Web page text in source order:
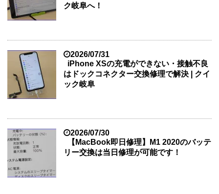
ク岐阜へ！
2026/07/31
iPhone XSの充電ができない・接触不良
はドックコネクター交換修理で解決 | クイ
ック岐阜
2026/07/30
【MacBook即日修理】M1 2020のバッテ
リー交換は当日修理が可能です！